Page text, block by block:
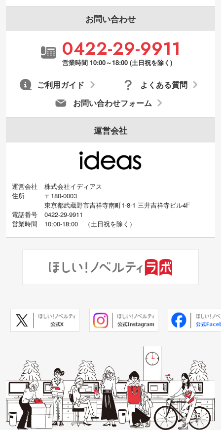
お問い合わせ
0422-29-9911
営業時間 10:00～18:00 (土日祝を除く)
お問い合わせフォーム
よくある質問
ご利用ガイド
運営会社
運営会社
株式会社イディアス
住所
〒180-0003
東京都武蔵野市吉祥寺南町1-8-1 三井吉祥寺ビル4F
電話番号
0422-29-9911
営業時間
10:00-18:00 （土日祝を除く）